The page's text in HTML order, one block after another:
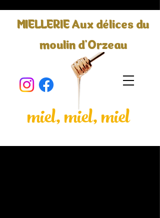
MIELLERIE Aux délices du
moulin d'Orzeau
miel, miel, miel